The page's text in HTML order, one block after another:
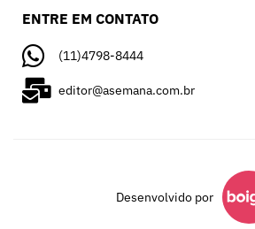
ENTRE EM CONTATO
(11)4798-8444
editor@asemana.com.br
Desenvolvido por